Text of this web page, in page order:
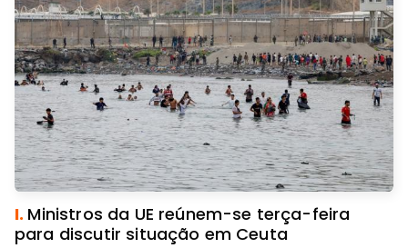
I. Ministros da UE reúnem-se terça-feira
para discutir situação em Ceuta